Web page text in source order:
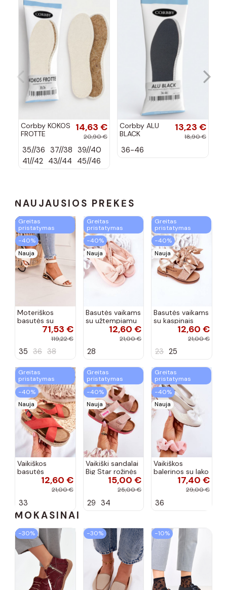
Corbby KOKOS
FROTTE
sąlygoms
tinkantys batų
vidpadžiai
14,63 €
20,90 €
35//36 37//38 39//40
41//42 43//44 45//46
Corbby ALU
BLACK
vidpadžiai su
13,23 €
18,90 €
36-46
NAUJAUSIOS PREKĖS
Greitas
pristatymas
−40%
Nauja
Moteriškos
basutės su
aukso spalvos
kulniukais Laura
spalvos
71,53 €
119,22 €
35 36 38
Greitas
pristatymas
−40%
Nauja
Basutės vaikams
su užtempiamu
užsegimu
rožinės spalvos
12,60 €
21,00 €
28
Greitas
pristatymas
−40%
Nauja
Basutės vaikams
su kaspinais
aukso spalvos
12,60 €
21,00 €
23 25
Greitas
pristatymas
−40%
Nauja
Vaikiškos
basutės
koralinės12,60 €
21,00 €
33
Greitas
pristatymas
−40%
Nauja
Vaikiški sandalai
Big Star rožinės
spalvos15,00 €
25,00 €
29 34
Greitas
pristatymas
−40%
Nauja
Vaikiškos
balerinos su lako
efektu ir
kaspinais baltos
17,40 €
29,00 €
36
MOKASINAI
−30% −30% −10%